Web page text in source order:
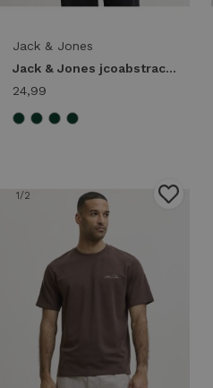
Jack & Jones
Jack & Jones jcoabstract flower back print tee ss smu 12311589 Print T-shirts 5178650 laurel wreath
24,99
1/2